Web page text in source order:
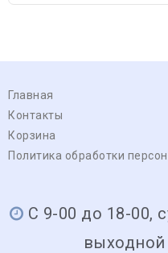
Главная
Контакты
Корзина
Политика обработки
С 9-00 до 18-00,
выходной